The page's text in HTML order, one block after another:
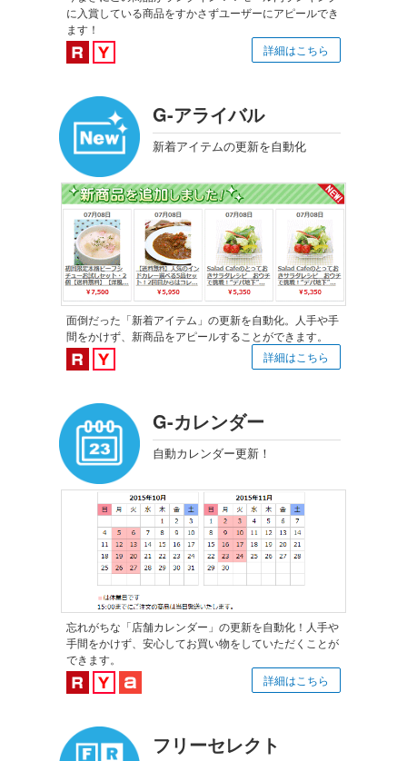
に入賞している商品をすかさずユーザーにアピールでき
ます！
楽天市場対応
詳細はこちら
G-アライバル
新着アイテムの更新を自動化
面倒だった「新着アイテム」の更新を自動化。人手や手
間をかけず、新商品をアピールすることができます。
楽天市場対応
詳細はこちら
G-カレンダー
自動カレンダー更新！
忘れがちな「店舗カレンダー」の更新を自動化！人手や
手間をかけず、安心してお買い物をしていただくことが
できます。
楽天市場対応Yahoo!ショッピング対応 詳細はこちら
フリーセレクト